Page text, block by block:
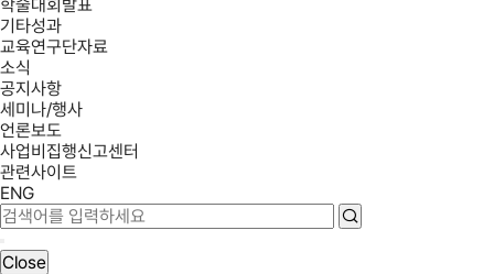
학술대회발표
기타성과
교육연구단자료
소식
공지사항
세미나/행사
언론보도
사업비집행신고센터
관련사이트
ENG
Close